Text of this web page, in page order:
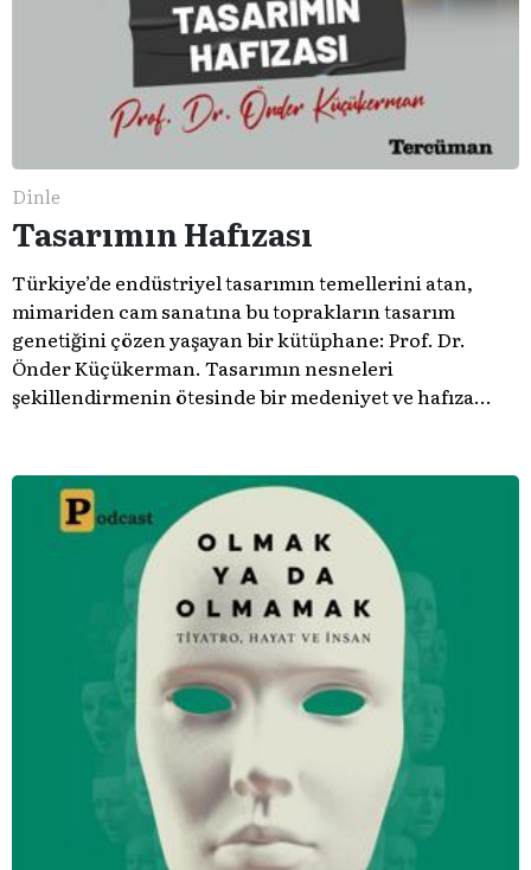
Dinle
Tasarımın Hafızası
Türkiye’de endüstriyel tasarımın temellerini atan,
mimariden cam sanatına bu toprakların tasarım
genetiğini çözen yaşayan bir kütüphane: Prof. Dr.
Önder Küçükerman. ​Tasarımın nesneleri
şekillendirmenin ötesinde bir medeniyet ve hafıza